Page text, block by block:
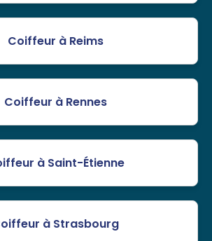
Coiffeur à Reims
Coiffeur à Rennes
à Saint-Étienne
à Strasbourg